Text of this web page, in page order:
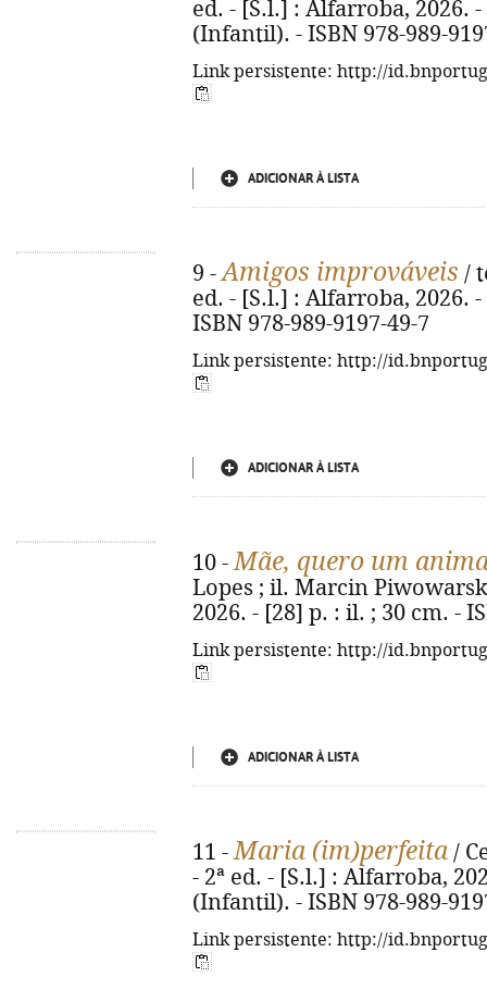
ed. - [S.l.] : Alfarroba, 2026.
(Infantil). - ISBN 978-989-
Link persistente: http://
ADICIONAR À LISTA
9 -Amigos improváveis /
ed. - [S.l.] : Alfarroba, 2026.
ISBN 978-989-9197-49-7
Link persistente: http://
ADICIONAR À LISTA
10 -Mãe, quero um
Lopes ; il. Marcin
2026. - [28] p. : il. ; 30 cm. -
Link persistente: http://
ADICIONAR À LISTA
11 -Maria (im)perfeita /
- 2ª ed. - [S.l.] : Alfarroba,
(Infantil). - ISBN 978-989-
Link persistente: http://